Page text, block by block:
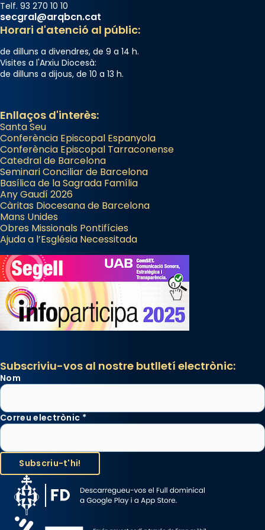
Telf. 93 270 10 10
secgral@arqbcn.cat
Horari d'atenció al públic:
de dilluns a divendres, de 9 a 14 h.
Visites a l'Arxiu Diocesà:
de dilluns a dijous, de 10 a 13 h.
Enllaços d'interès:
Santa Seu
Conferència Episcopal Espanyola
Conferència Episcopal Tarraconense
Catedral de Barcelona
Seminari Conciliar de Barcelona
Basílica de la Sagrada Família
Any Gaudí 2026
Càritas Diocesana de Barcelona
Mans Unides
Obres Missionals Pontifícies
Ajuda a l’Església Necessitada
Subscriviu-vos al nostre butlletí electrònic:
Nom
Correu electrònic *